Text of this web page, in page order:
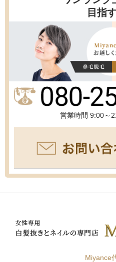
目指
営業時間 9:00～
Miyance